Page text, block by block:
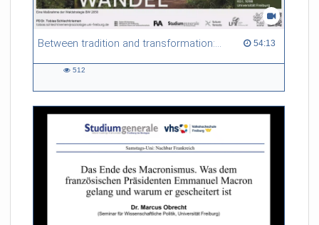
Between tradition and transformation: how owners, advisers and institutions co-create knowledge for resilient forests in Europe 54:13
54:13 duration
512